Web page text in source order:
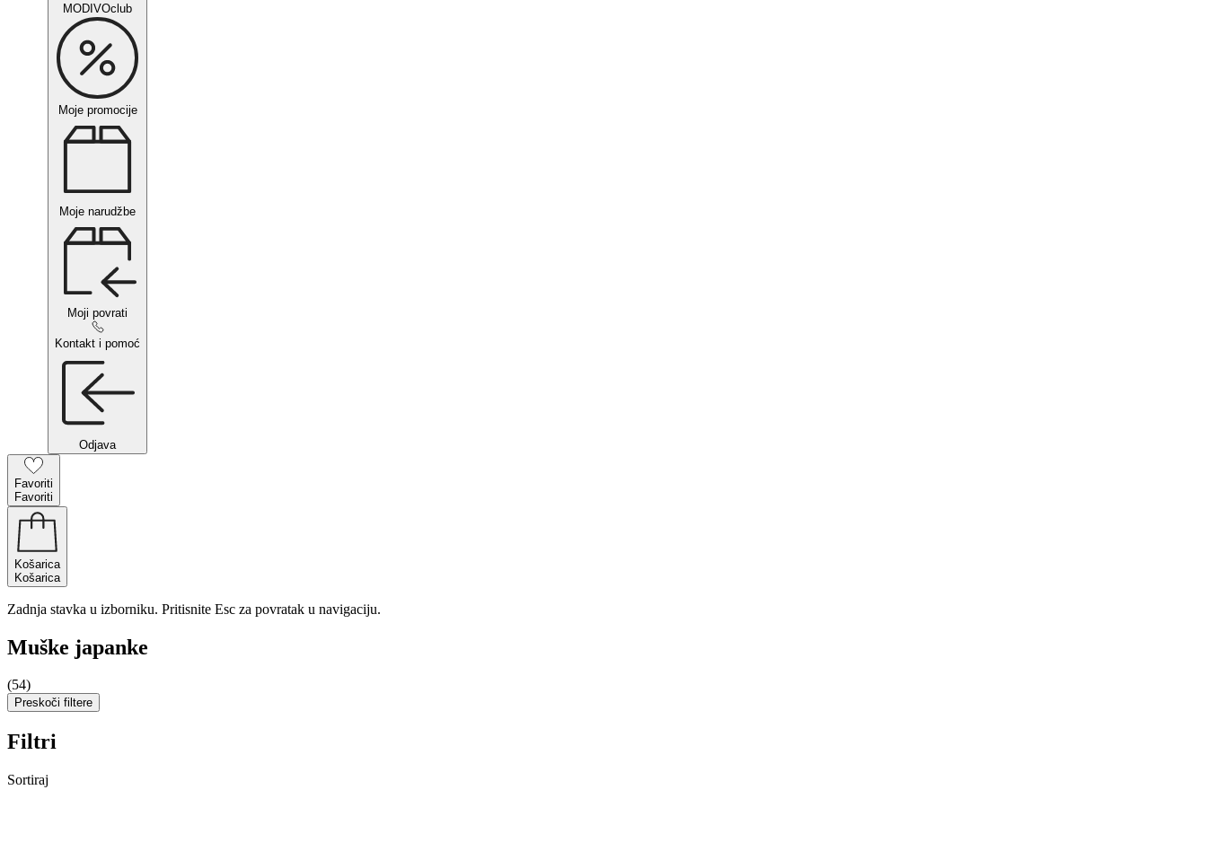
MODIVOclub
Moje promocije
Moje narudžbe
Moji povrati
Kontakt i pomoć
Odjava
Favoriti
Favoriti
Košarica
Košarica
Zadnja stavka u izborniku. Pritisnite Esc za povratak u navigaciju.
Muške japanke
(54)
Preskoči filtere
Filtri
Sortiraj